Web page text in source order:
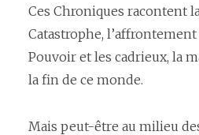
Ces Chroniques racontent
Catastrophe,
Pouvoir et les cadrieux, la
la fin de ce monde.
Mais peut-être au milieu